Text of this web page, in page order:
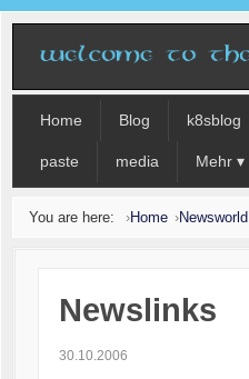
Home Blog k8sblog
paste media Mehr ▾
You are here: Home Newsworld
Newslinks
30.10.2006